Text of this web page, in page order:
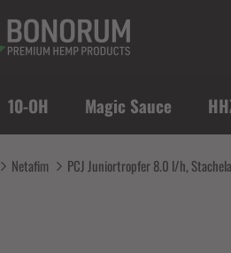
10-OH Magic Sauce
Netafim PCJ Juniortropfer 8.0 l/h,